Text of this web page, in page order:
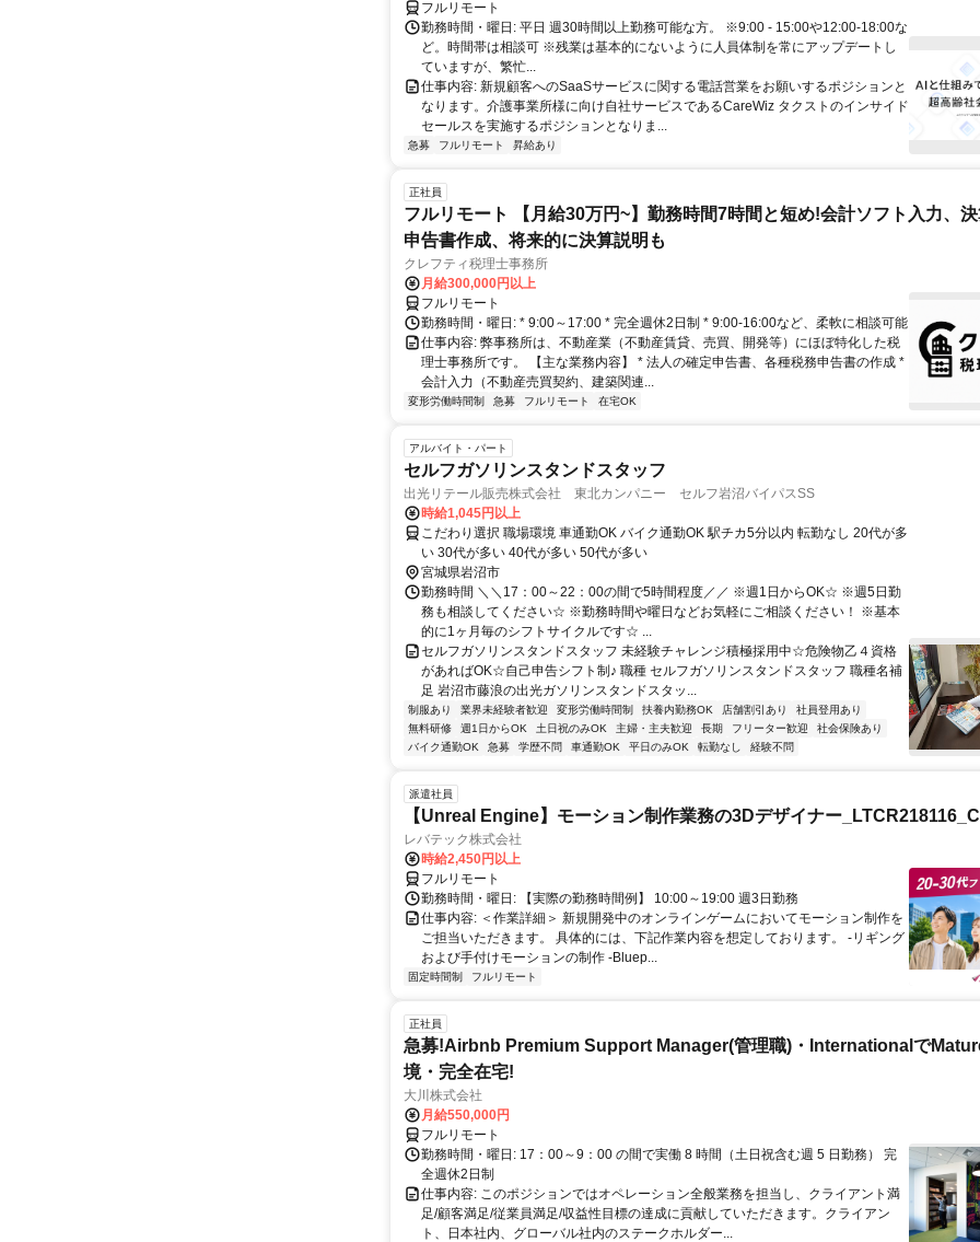
フルリモート
勤務時間・曜日: 平日 週30時間以上勤務可能な方。 ※9:00 - 15:00や12:00-18:00な
ど。時間帯は相談可 ※残業は基本的にないように人員体制を常にアップデートし
ていますが、繁忙...
仕事内容: 新規顧客へのSaaSサービスに関する電話営業をお願いするポジションと
なります。介護事業所様に向け自社サービスであるCareWiz タクストのインサイド
セールスを実施するポジションとなりま...
急募 フルリモート 昇給あり
正社員
フルリモート 【月給30万円~】勤務時間7時間と短め!会計ソフト入力、
申告書作成、将来的に決算説明も
クレフティ税理士事務所
月給300,000円以上
フルリモート
勤務時間・曜日: * 9:00～17:00 * 完全週休2日制 * 9:00-16:00など、柔軟に相談可能
仕事内容: 弊事務所は、不動産業（不動産賃貸、売買、開発等）にほぼ特化した税
理士事務所です。 【主な業務内容】 * 法人の確定申告書、各種税務申告書の作成 *
会計入力（不動産売買契約、建築関連...
変形労働時間制 急募 フルリモート 在宅OK
アルバイト・パート
セルフガソリンスタンドスタッフ
出光リテール販売株式会社 東北カンパニー セルフ岩沼バイパスSS
時給1,045円以上
こだわり選択 職場環境 車通勤OK バイク通勤OK 駅チカ5分以内 転勤なし 20代が多
い 30代が多い 40代が多い 50代が多い
宮城県岩沼市
勤務時間 ＼＼17：00～22：00の間で5時間程度／／ ※週1日からOK☆ ※週5日勤
務も相談してください☆ ※勤務時間や曜日などお気軽にご相談ください！ ※基本
的に1ヶ月毎のシフトサイクルです☆ ...
セルフガソリンスタンドスタッフ 未経験チャレンジ積極採用中☆危険物乙４資格
があればOK☆自己申告シフト制♪ 職種 セルフガソリンスタンドスタッフ 職種名補
足 岩沼市藤浪の出光ガソリンスタンドスタッ...
制服あり 業界未経験者歓迎 変形労働時間制 扶養内勤務OK 店舗割引あり
社員登用あり
無料研修
週1日からOK 土日祝のみOK 主婦・主夫歓迎 長期 フリーター歓迎
社会保険あり
バイク通勤OK
急募 学歴不問 車通勤OK 平日のみOK 転勤なし 経験不問
派遣社員
【Unreal Engine】モーション制作業務の3Dデザイナー
レバテック株式会社
時給2,450円以上
フルリモート
勤務時間・曜日: 【実際の勤務時間例】 10:00～19:00 週3日勤務
仕事内容: ＜作業詳細＞ 新規開発中のオンラインゲームにおいてモーション制作を
ご担当いただきます。 具体的には、下記作業内容を想定しております。 -リギング
および手付けモーションの制作 -Bluep...
固定時間制 フルリモート
正社員
急募!Airbnb Premium Support Manager(管理職)・Internationalで
境・完全在宅!
大川株式会社
月給550,000円
フルリモート
勤務時間・曜日: 17：00～9：00 の間で実働 8 時間（土日祝含む週 5 日勤務） 完
全週休2日制
仕事内容: このポジションではオペレーション全般業務を担当し、クライアント満
足/顧客満足/従業員満足/収益性目標の達成に貢献していただきます。クライアン
ト、日本社内、グローバル社内のステークホルダー...